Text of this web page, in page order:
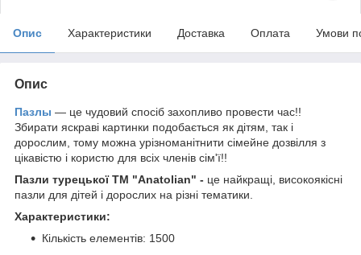
Опис Характеристики Доставка Оплата Умови
Опис
Пазлы — це чудовий спосіб захопливо провести час!!
Збирати яскраві картинки подобається як дітям, так і
дорослим, тому можна урізноманітнити сімейне дозвілля з
цікавістю і користю для всіх членів сім'ї!!
Пазли турецької ТМ "Anatolian" - це найкращі, високоякісні
пазли для дітей і дорослих на різні тематики.
Характеристики:
Кількість елементів: 1500